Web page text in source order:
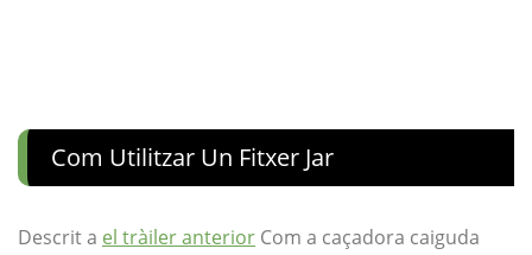
Com Utilitzar Un Fitxer Jar
Descrit a el tràiler anterior Com a caçadora caiguda